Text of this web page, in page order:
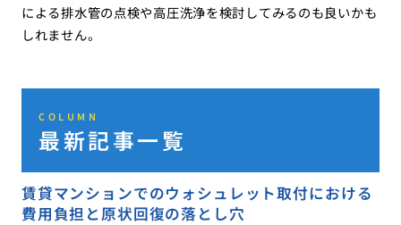
による排水管の点検や高圧洗浄を検討してみるのも良いかも
しれません。
COLUMN
最新記事一覧
賃貸マンションでのウォシュレット取付における
費用負担と原状回復の落とし穴